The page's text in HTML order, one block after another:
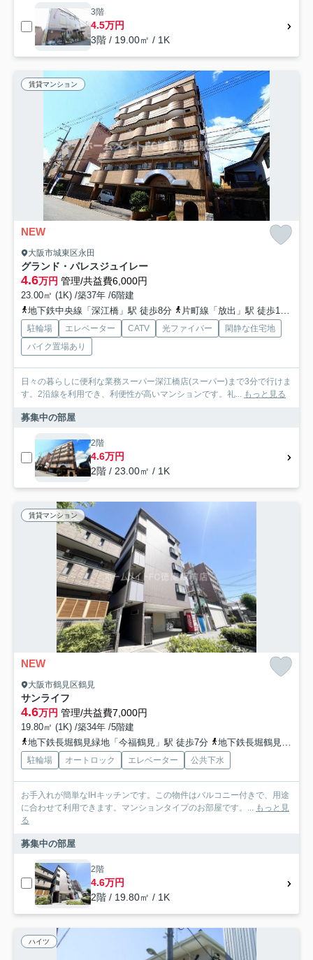
3階
4.5万円
3階 / 19.00㎡ / 1K
賃貸マンション
NEW
大阪市城東区永田
グランド・パレスジュイレー
4.6万円 管理/共益費6,000円
23.00㎡ (1K) /築37年 /6階建
地下鉄中央線「深江橋」駅 徒歩8分
片町線「放出」駅 徒歩13分
駐輪場 エレベーター CATV 光ファイバー
閑静な住宅地
バイク置場あり
日々の暮らしに便利な業務スーパー深江橋店(スーパー)まで3分で行けま
す。2沿線を利用でき、利便性が高いマンションです。礼... もっと見る
募集中の部屋
2階
4.6万円
2階 / 23.00㎡ / 1K
賃貸マンション
NEW
大阪市鶴見区鶴見
サンライフ
4.6万円 管理/共益費7,000円
19.80㎡ (1K) /築34年 /5階建
地下鉄長堀鶴見緑地「今福鶴見」駅 徒歩7分
地下鉄長堀鶴見緑地「横堤」駅 徒歩13分
駐輪場 オートロック エレベーター 公共下水
お手入れが簡単なIHキッチンです。この物件はバルコニー付きで、用途
に合わせて利用できます。マンションタイプのお部屋です。...
もっと見
る
募集中の部屋
2階
4.6万円
2階 / 19.80㎡ / 1K
ハイツ